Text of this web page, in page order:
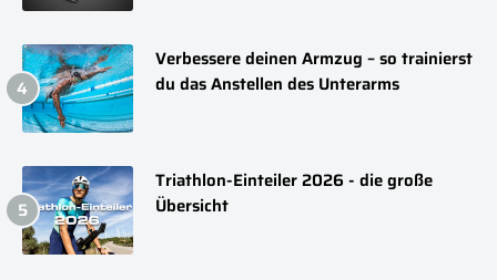
Verbessere deinen Armzug – so trainierst
du das Anstellen des Unterarms
Triathlon-Einteiler 2026 - die große
Übersicht